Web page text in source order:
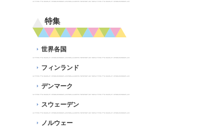
特集
世界各国
フィンランド
デンマーク
スウェーデン
ノルウェー